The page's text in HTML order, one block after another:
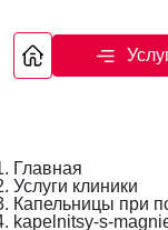
Главная
Услуги клиники
Капельницы при
kapelnitsy-s-